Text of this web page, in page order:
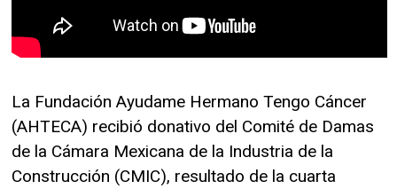
La Fundación Ayudame Hermano Tengo Cáncer
(AHTECA) recibió donativo del Comité de Damas
de la Cámara Mexicana de la Industria de la
Construcción (CMIC), resultado de la cuarta